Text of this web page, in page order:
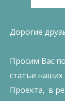
Дорогие
Просим Вас
статьи
Проекта, в